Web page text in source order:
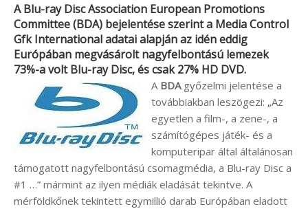
ABlu-ray Disc Association European Promotions
Committee (BDA) bejelentése szerint a Media Control
Gfk Internationaladatai alapján az idén eddig
Európában megvásárolt nagyfelbontású lemezek
73%-a volt Blu-ray Disc, és csak 27% HD DVD.
A BDAgyőzelmi jelentése a
továbbiakban leszögezi: „Az
egyetlen a film-, a zene-, a
számítógépes játék- és a
komputeripar által általánosan
támogatott nagyfelbontású csomagmédia, a Blu-ray Disc a
#1 …” mármint az ilyen médiák eladását tekintve. A
mérföldkőnek tekintett egymillió darab Európában eladott